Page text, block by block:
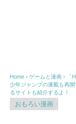
Home › ゲームと漫画 ›
「
少年ジャンプの連載も再
るサイトも紹介するよ！
おもろい漫画